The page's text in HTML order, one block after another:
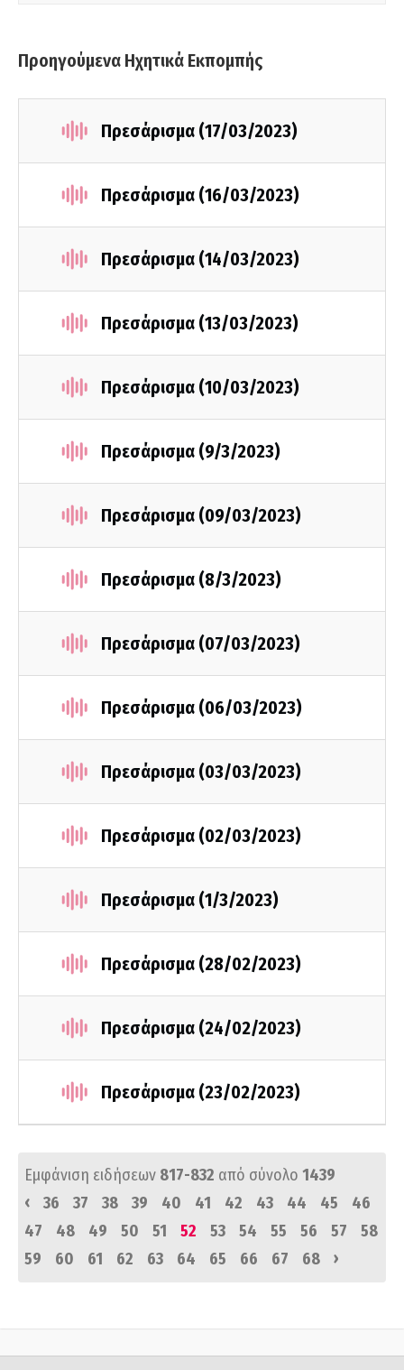
Προηγούμενα Ηχητικά Εκπομπής
Πρεσάρισμα (17/03/2023)
Πρεσάρισμα (16/03/2023)
Πρεσάρισμα (14/03/2023)
Πρεσάρισμα (13/03/2023)
Πρεσάρισμα (10/03/2023)
Πρεσάρισμα (9/3/2023)
Πρεσάρισμα (09/03/2023)
Πρεσάρισμα (8/3/2023)
Πρεσάρισμα (07/03/2023)
Πρεσάρισμα (06/03/2023)
Πρεσάρισμα (03/03/2023)
Πρεσάρισμα (02/03/2023)
Πρεσάρισμα (1/3/2023)
Πρεσάρισμα (28/02/2023)
Πρεσάρισμα (24/02/2023)
Πρεσάρισμα (23/02/2023)
Εμφάνιση ειδήσεων 817-832 από σύνολο 1439
‹
36 37 38 39 40 41 42 43 44 45
46
47
48 49 50 51 52 53 54 55 56 57
58
59
60 61 62 63 64 65 66 67 68 ›